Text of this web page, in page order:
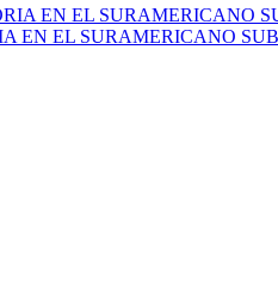
EN EL SURAMERICANO